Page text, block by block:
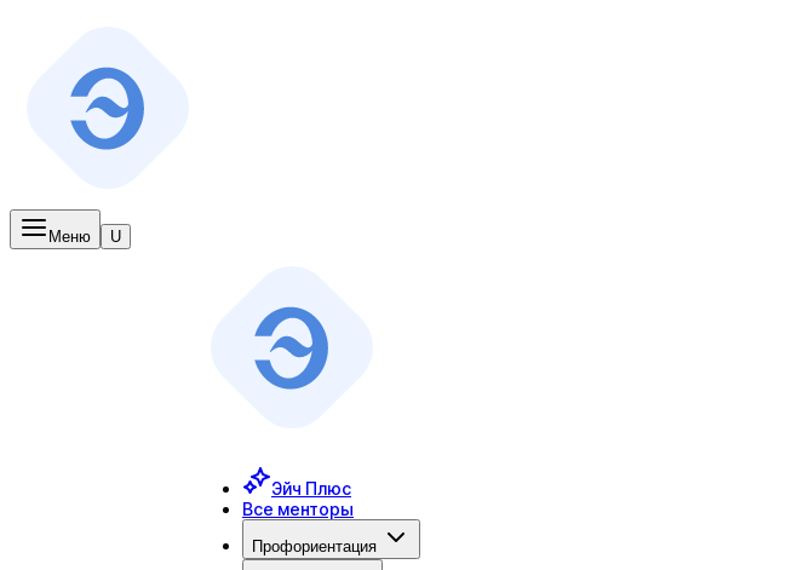
Меню U
Эйч Плюс
Все менторы
Профориентация